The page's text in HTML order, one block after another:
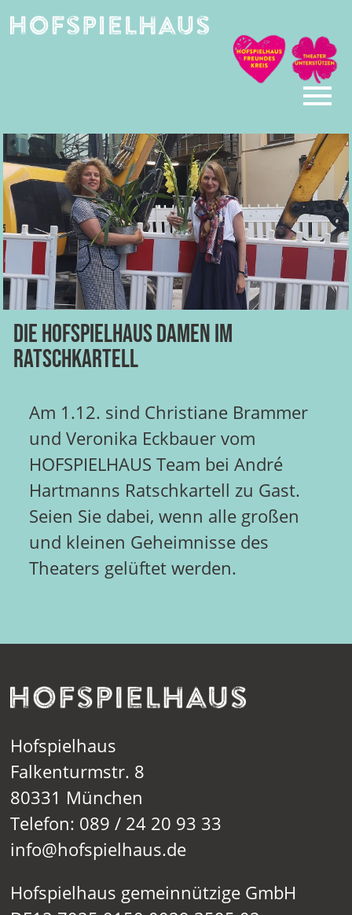
Die HOFSPIELHAUS Damen im
Ratschkartell
Am 1.12. sind Christiane Brammer
und Veronika Eckbauer vom
HOFSPIELHAUS Team bei André
Hartmanns Ratschkartell zu Gast.
Seien Sie dabei, wenn alle großen
und kleinen Geheimnisse des
Theaters gelüftet werden.
Hofspielhaus
Falkenturmstr. 8
80331 München
Telefon: 089 / 24 20 93 33
info@hofspielhaus.de
Hofspielhaus gemeinnützige GmbH